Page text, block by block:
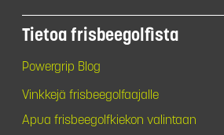
Tietoa frisbeegolfista
Powergrip Blog
Vinkkejä frisbeegolfaajalle
Apua frisbeegolfkiekon valintaan